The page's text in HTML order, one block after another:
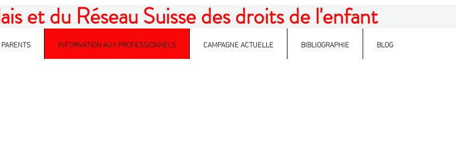
et du Réseau Suisse des droits de l'enfant
INFORMATION AUX PROFESSIONNELS CAMPAGNE ACTUELLE BIBLIOGRAPHIE BLOG